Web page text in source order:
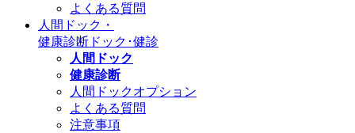
よくある質問
人間ドック・
健康診断 ドック･健診
人間ドック
健康診断
人間ドックオプション
よくある質問
注意事項